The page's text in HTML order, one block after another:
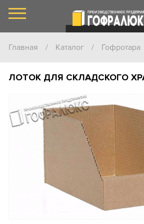
Главная / Каталог / Гофротара
ЛОТОК ДЛЯ СКЛАДСКОГО